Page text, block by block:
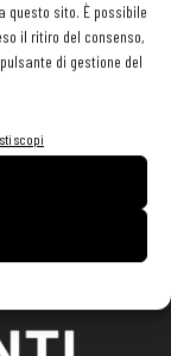
sito. È possibile
il ritiro del consenso,
di gestione del
scopi